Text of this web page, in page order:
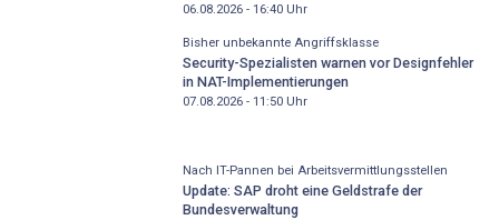
06.08.2026 - 16:40Uhr
Bisher unbekannte Angriffsklasse
Security-Spezialisten warnen vor Designfehler
in NAT-Implementierungen
07.08.2026 - 11:50Uhr
Nach IT-Pannen bei Arbeitsvermittlungsstellen
Update: SAP droht eine Geldstrafe der
Bundesverwaltung